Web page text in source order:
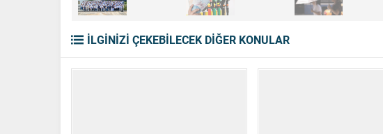
İLGİNİZİ ÇEKEBİLECEK DİĞER KONULAR